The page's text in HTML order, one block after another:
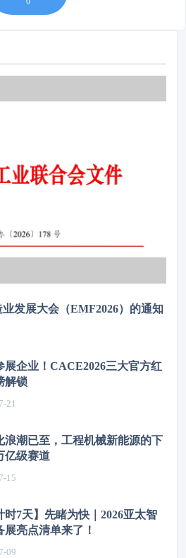
发展大会（EMF2026）的通知
展企业！CACE2026三大官方红
解锁
21
浪潮已至，工程机械新能源的下
亿级赛道
15
时7天】先睹为快｜2026亚太智
展亮点清单来了！
09